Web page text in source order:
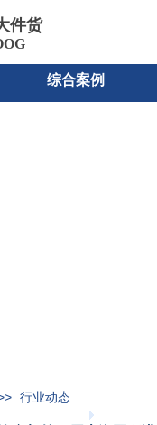
行业动态
件货
综合案例